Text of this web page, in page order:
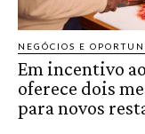
NEGÓCIOS E
Em incentivo
oferece dois
para novos